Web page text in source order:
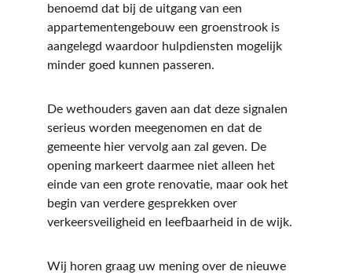
benoemd dat bij de uitgang van een
appartementengebouw een groenstrook is
aangelegd waardoor hulpdiensten mogelijk
minder goed kunnen passeren.
De wethouders gaven aan dat deze signalen
serieus worden meegenomen en dat de
gemeente hier vervolg aan zal geven. De
opening markeert daarmee niet alleen het
einde van een grote renovatie, maar ook het
begin van verdere gesprekken over
verkeersveiligheid en leefbaarheid in de wijk.
Wij horen graag uw mening over de nieuwe